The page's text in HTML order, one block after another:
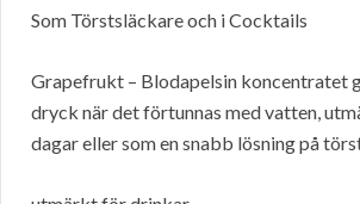
Som Törstsläckare och i Cocktails
Grapefrukt – Blodapelsin koncentratet
dryck när det förtunnas med vatten,
dagar eller som en snabb lösning på